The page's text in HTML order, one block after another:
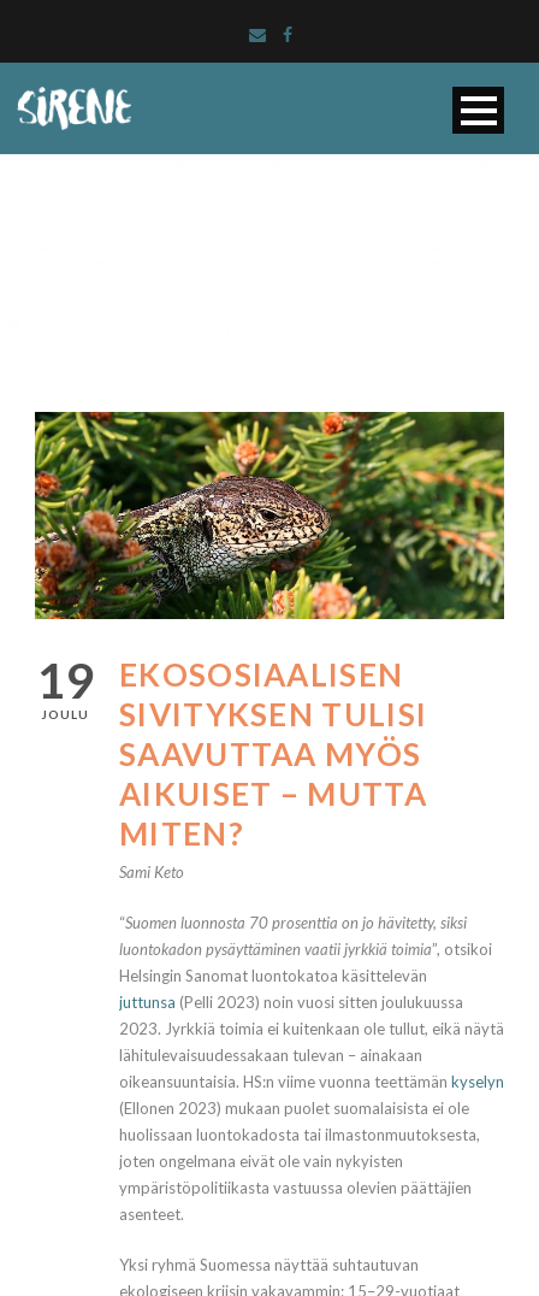
19
JOULU
EKOSOSIAALISEN
SIVITYKSEN TULISI
SAAVUTTAA MYÖS
AIKUISET – MUTTA
MITEN?
Sami Keto
“Suomen luonnosta 70 prosenttia on jo hävitetty, siksi
luonto­kadon pysäyttäminen vaatii jyrkkiä toimia”, otsikoi
Helsingin Sanomat luontokatoa käsittelevän
juttunsa (Pelli 2023) noin vuosi sitten joulukuussa
2023. Jyrkkiä toimia ei kuitenkaan ole tullut, eikä näytä
lähitulevaisuudessakaan tulevan – ainakaan
oikeansuuntaisia. HS:n viime vuonna teettämän kyselyn
(Ellonen 2023) mukaan puolet suomalaisista ei ole
huolissaan luontokadosta tai ilmastonmuutoksesta,
joten ongelmana eivät ole vain nykyisten
ympäristöpolitiikasta vastuussa olevien päättäjien
asenteet.
Yksi ryhmä Suomessa näyttää suhtautuvan
ekologiseen kriisin vakavammin: 15–29-vuotiaat